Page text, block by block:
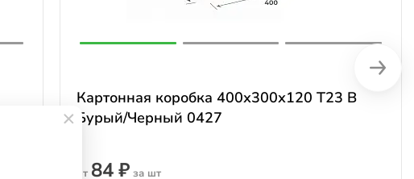
Картонная коробка 400х300х120 Т23 B
Бурый/Черный 0427
от 84 ₽ за шт